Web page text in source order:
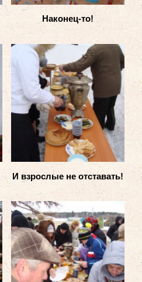
Наконец-то!
И взрослые не отставать!